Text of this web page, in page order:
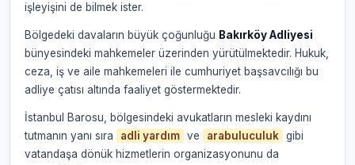
işleyişini de bilmek ister.
Bölgedeki davaların büyük çoğunluğu Bakırköy Adliyesi
bünyesindeki mahkemeler üzerinden yürütülmektedir. Hukuk,
ceza, iş ve aile mahkemeleri ile cumhuriyet başsavcılığı bu
adliye çatısı altında faaliyet göstermektedir.
İstanbul Barosu, bölgesindeki avukatların mesleki kaydını
tutmanın yanı sıra
adli yardım ve arabuluculuk gibi
vatandaşa dönük hizmetlerin organizasyonunu da